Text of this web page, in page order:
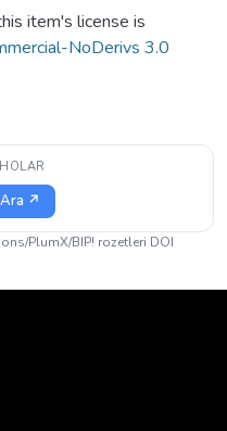
item's license is
NoDerivs 3.0
↗
PlumX/BIP! rozetleri DOI